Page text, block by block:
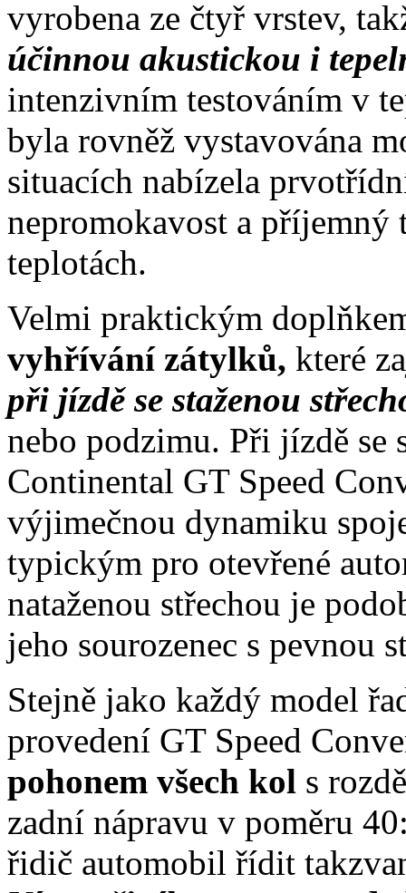
vyrobena ze čtyř vrstev,
účinnou akustickou i
intenzivním testováním v
byla rovněž vystavována
situacích nabízela
nepromokavost a
teplotách.
Velmi praktickým
vyhřívání zátylků, které
při jízdě se staženou
nebo podzimu. Při jízdě se
Continental GT Speed
výjimečnou dynamiku
typickým pro otevřené
nataženou střechou je
jeho sourozenec s pevnou
Stejně jako každý model
provedení GT Speed
pohonem všech kol s
zadní nápravu v poměru
řidič automobil řídit